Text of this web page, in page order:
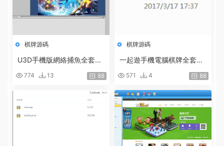
棋牌源碼
U3D手機版網絡捕魚全套包
含服務端客戶端源代碼 後台
完整
774 13 88
棋牌源碼
一起遊手機電腦棋牌全套源
代碼 包含後台 網狐的框架
手機客戶端COCOS
571 4 88